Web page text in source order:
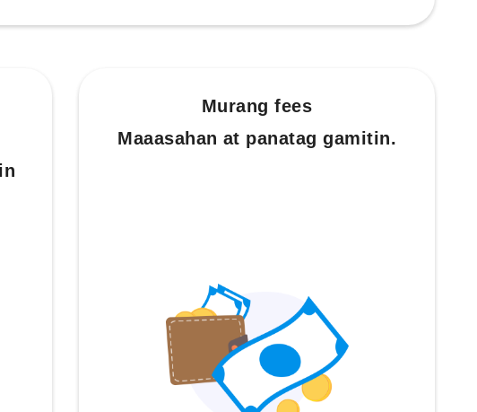
Murang fees
Maaasahan at panatag gamitin.